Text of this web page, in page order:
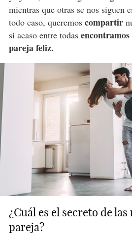
mientras que otras se nos siguen
todo caso, queremos compartir
si acaso entre todas
pareja feliz.
¿Cuál es el secreto de
pareja?